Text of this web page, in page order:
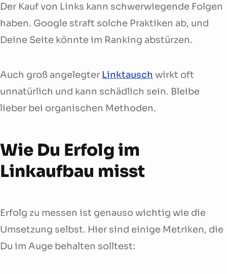
Der Kauf von Links kann schwerwiegende Folgen
haben. Google straft solche Praktiken ab, und
Deine Seite könnte im Ranking abstürzen.
Auch groß angelegter Linktausch wirkt oft
unnatürlich und kann schädlich sein. Bleibe
lieber bei organischen Methoden.
Wie Du Erfolg im
Linkaufbau misst
Erfolg zu messen ist genauso wichtig wie die
Umsetzung selbst. Hier sind einige Metriken, die
Du im Auge behalten solltest: